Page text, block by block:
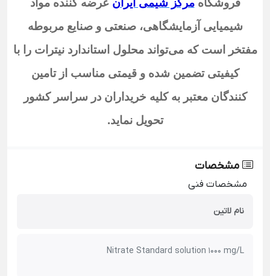
فروشگاه مرکز شیمی ایران عرضه کننده مواد
شیمیایی آزمایشگاهی، صنعتی و صنایع مربوطه
مفتخر است که می‌تواند محلول استاندارد نیتراترا با
کیفیتی تضمین شده و قیمتی مناسب از تامین
کنندگان معتبر به کلیه خریداران در سراسر کشور
تحویل نماید.
مشخصات
مشخصات فنی
نام لاتین
Nitrate Standard solution 1000 mg/L